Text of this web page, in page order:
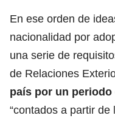
En ese orden de
nacionalidad por
una serie de
de Relaciones
país por un
“contados a partir